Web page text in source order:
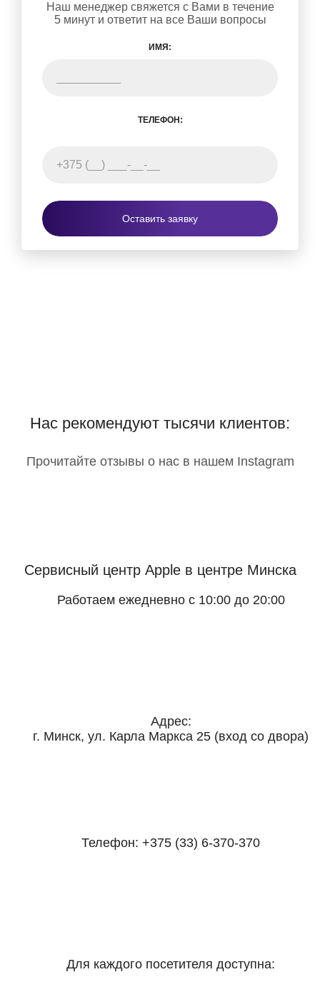
Наш менеджер свяжется с Вами в течение
5 минут и ответит на все Ваши вопросы
ИМЯ:
ТЕЛЕФОН:
Оставить заявку
Нас рекомендуют тысячи клиентов:
Прочитайте отзывы о нас в нашем Instagram
Сервисный центр Appleв центре Минска
Работаем ежедневно с 10:00 до 20:00
Адрес:
г. Минск, ул. Карла Маркса 25 (вход со двора)
Телефон: +375 (33) 6-370-370
Для каждого посетителя доступна: